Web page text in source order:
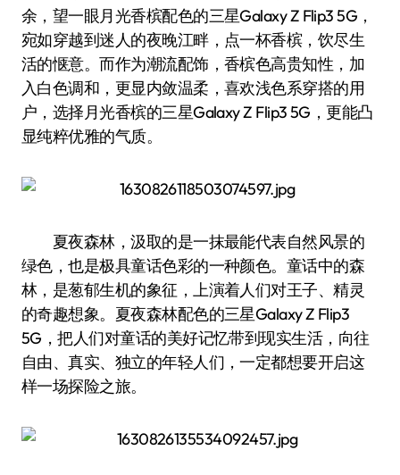
余，望一眼月光香槟配色的三星Galaxy Z Flip3 5G，
宛如穿越到迷人的夜晚江畔，点一杯香槟，饮尽生
活的惬意。而作为潮流配饰，香槟色高贵知性，加
入白色调和，更显内敛温柔，喜欢浅色系穿搭的用
户，选择月光香槟的三星Galaxy Z Flip3 5G，更能凸
显纯粹优雅的气质。
夏夜森林，汲取的是一抹最能代表自然风景的
绿色，也是极具童话色彩的一种颜色。童话中的森
林，是葱郁生机的象征，上演着人们对王子、精灵
的奇趣想象。夏夜森林配色的三星Galaxy Z Flip3
5G，把人们对童话的美好记忆带到现实生活，向往
自由、真实、独立的年轻人们，一定都想要开启这
样一场探险之旅。